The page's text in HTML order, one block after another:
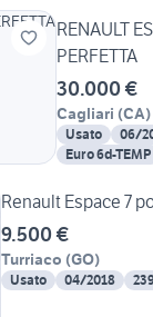
RENAULT
PERFETTA
30.000 €
Cagliari (CA)
Usato 06/
Euro 6d-TEMP
Renault Espace 7
9.500 €
Turriaco (GO)
Usato 04/2018